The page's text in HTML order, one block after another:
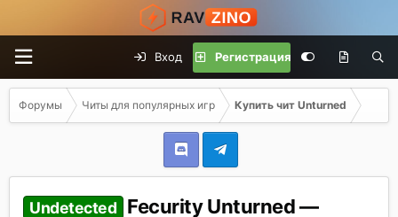
Вход Регистрация
Форумы Читы для популярных игр Купить чит Unturned
Undetected
Fecurity Unturned —